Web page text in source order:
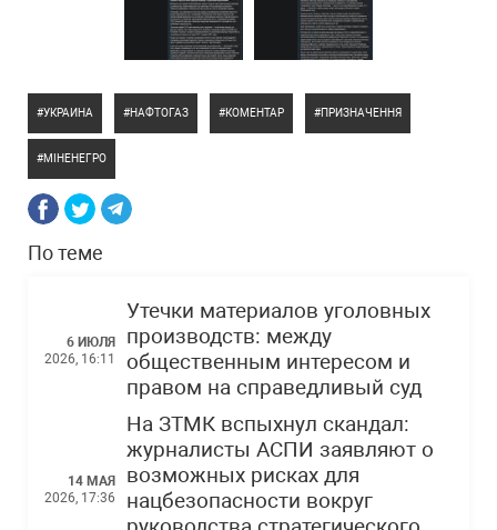
УКРАИНА НАФТОГАЗ КОМЕНТАР ПРИЗНАЧЕННЯ
МІНЕНЕГРО
По теме
6 ИЮЛЯ
2026, 16:11
Утечки материалов уголовных
производств: между
общественным интересом и
правом на справедливый суд
14 МАЯ
2026, 17:36
На ЗТМК вспыхнул скандал:
журналисты АСПИ заявляют о
возможных рисках для
нацбезопасности вокруг